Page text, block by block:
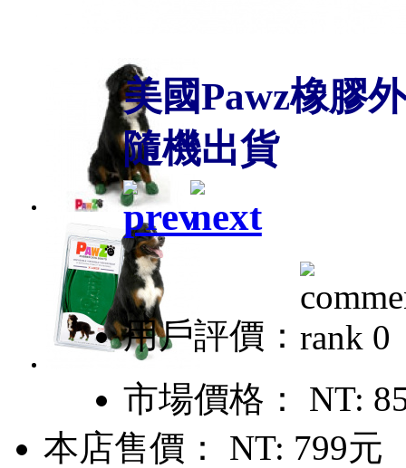
美國Pawz橡膠
隨機出貨
用戶評價：
市場價格： NT:
本店售價： NT: 799元